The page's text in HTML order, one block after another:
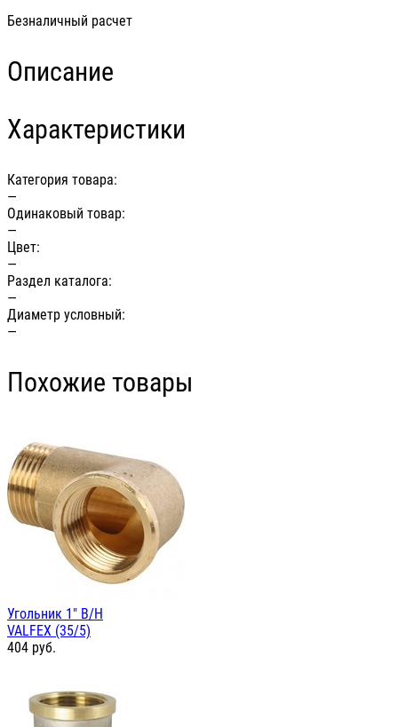
Безналичный расчет
Описание
Характеристики
Категория товара:
—
Одинаковый товар:
—
Цвет:
—
Раздел каталога:
—
Диаметр условный:
—
Похожие товары
Угольник 1" В/Н
VALFEX (35/5)
404 руб.